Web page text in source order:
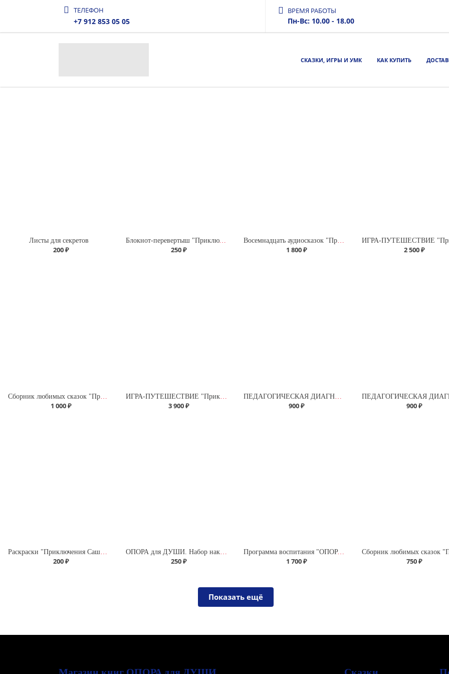
ТЕЛЕФОН
+7 912 853 05 05
ВРЕМЯ РАБОТЫ
Пн-Вс: 10.00 - 18.00
СКАЗКИ, ИГРЫ И УМК КАК КУПИТЬ
Листы для секретов
200 ₽
Блокнот-перевертыш "Приключения Саши и Даши"
250 ₽
Восемнадцать аудиосказок "Приключения Саши и Даши"
1 800 ₽ 2 500 ₽
1 000 ₽ 3 900 ₽ 900 ₽ 900 ₽
Раскраски "Приключения Саши и Даши"
200 ₽
ОПОРА для ДУШИ. Набор наклеек (96 наклеек)
250 ₽
Программа воспитания "ОПОРА для ДУШИ" для ДОУ (дошкольной образовательной организации)
1 700 ₽ 750 ₽
Показать ещё